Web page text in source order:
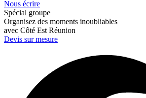
Nous écrire
Spécial groupe
Organisez des moments inoubliables
avec Côté Est Réunion
Devis sur mesure